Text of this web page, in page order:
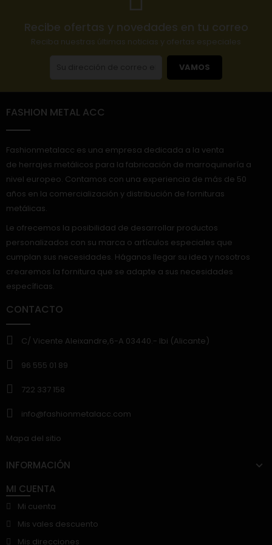
Recibe ofertas y novedades en tu correo
Reciba nuestras últimas noticias y ofertas especiales
VAMOS
FASHION METAL ACC
Fashionmetalacc es una empresa dedicada a la venta
de herrajes metálicos para la fabricación de marroquinería a
nivel europeo. Contamos con una experiencia de más de 50
años en la comercialización y distribución de fornituras
metálicas.
Le ofrecemos la posibilidad de desarrollar productos
personalizados con su marca o artículos especiales que
cumplan sus necesidades. Háganos llegar su idea y nosotros
crearemos la fornitura que se adapte a sus necesidades
específicas.
CONTACTO
C/ Vicente Aleixandre,6-A 03440.- Ibi (Alicante)
96 555 01 89
722 337 158
info@fashionmetalacc.com
Mapa del sitio
INFORMACIÓN
MI CUENTA
Mi cuenta
Mis vales descuento
Mis direcciones